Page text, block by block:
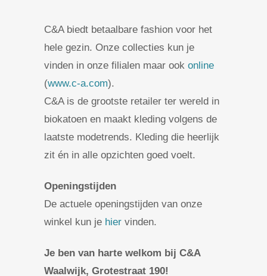
C&A biedt betaalbare fashion voor het
hele gezin. Onze collecties kun je
vinden in onze filialen maar ook online
(www.c-a.com).
C&A is de grootste retailer ter wereld in
biokatoen en maakt kleding volgens de
laatste modetrends. Kleding die heerlijk
zit én in alle opzichten goed voelt.
Openingstijden
De actuele openingstijden van onze
winkel kun je hier vinden.
Je ben van harte welkom bij C&A
Waalwijk, Grotestraat 190!